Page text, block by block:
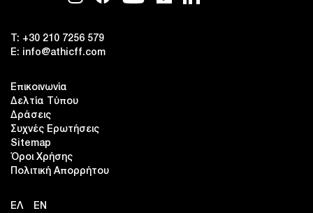
T: +30 210 7256 579
E:
info@athicff.com
Επικοινωνία
Δελτία Τύπου
Δράσεις
Συχνές Ερωτήσεις
Sitemap
Όροι Χρήσης
Πολιτική Απορρήτου
ΕΛ EN